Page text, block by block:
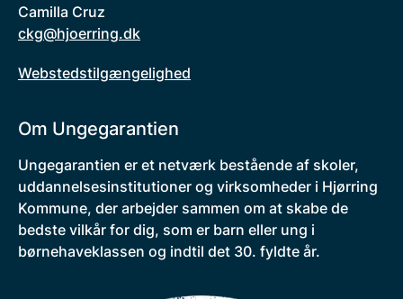
Camilla Cruz
ckg@hjoerring.dk
Webstedstilgængelighed
Om Ungegarantien
Ungegarantien er et netværk bestående af skoler,
uddannelsesinstitutioner og virksomheder i Hjørring
Kommune, der arbejder sammen om at skabe de
bedste vilkår for dig, som er barn eller ung i
børnehaveklassen og indtil det 30. fyldte år.